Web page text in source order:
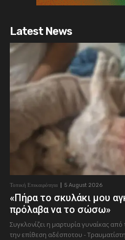
Latest News
Τοπική Επικαιρότητα 5 August 2026
«Πήρα το σκυλάκι μου
πρόλαβα να το σώσω»
Συγκλονίζει η μαρτυρία γυναίκας
την επίθεση αδέσποτου -